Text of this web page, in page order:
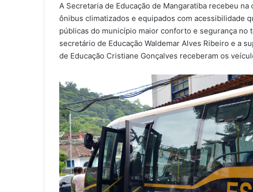
u
m
e
-
m
l
A Secretaria de Educação de Mangaratiba recebeu
ônibus climatizados e equipados com acessibilidade
públicas do município maior conforto e segurança no
secretário de Educação Waldemar Alves Ribeiro e a
de Educação Cristiane Gonçalves receberam os